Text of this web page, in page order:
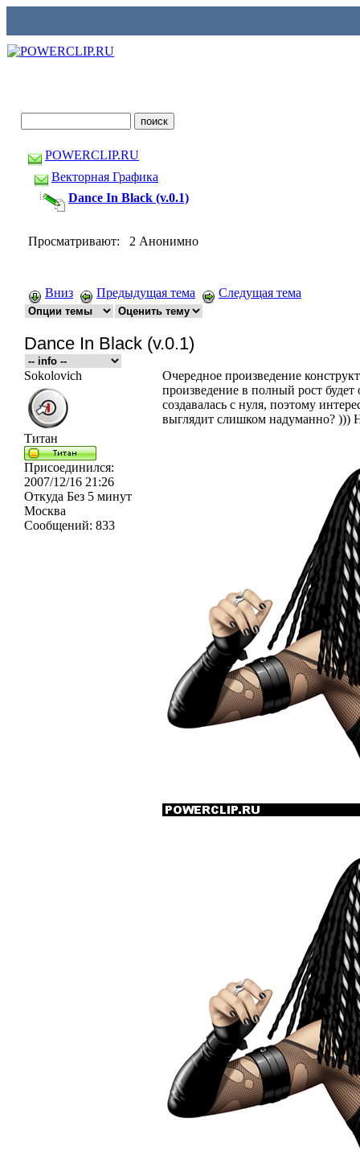
POWERCLIP.RU
Векторная Графика
Dance In Black (v.0.1)
Просматривают: 2 Анонимно
Вниз Предыдущая тема Следущая тема
Dance In Black (v.0.1)
Sokolovich
Титан
Присоединился:
2007/12/16 21:26
Откуда Без 5 минут
Москва
Сообщений: 833
Очередное произведение
произведение в полный рост
создавалась с нуля, поэтому
выглядит слишком надуманно? )))